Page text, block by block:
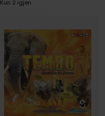
Kun 2 igjen